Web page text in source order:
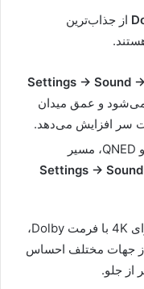
از جذاب‌ترین
Settings → Sound
و عمق میدان
سر افزایش می‌دهد.
در مدل‌های OLED و QNED، مسیر
Settings →
هنگام تماشای فیلم های سینمایی یا محتوای 4K با فرمت Dolby،
جهات مختلف احساس
از جلو.